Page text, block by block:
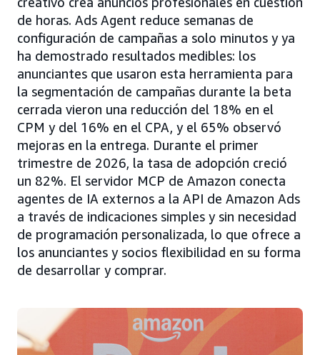
de horas. Ads Agent reduce semanas de
configuración de campañas a solo minutos y ya
ha demostrado resultados medibles: los
anunciantes que usaron esta herramienta para
la segmentación de campañas durante la beta
cerrada vieron una reducción del 18% en el
CPM y del 16% en el CPA, y el 65% observó
mejoras en la entrega. Durante el primer
trimestre de 2026, la tasa de adopción creció
un 82%. El servidor MCP de Amazon conecta
agentes de IA externos a la API de Amazon Ads
a través de indicaciones simples y sin necesidad
de programación personalizada, lo que ofrece a
los anunciantes y socios flexibilidad en su forma
de desarrollar y comprar.